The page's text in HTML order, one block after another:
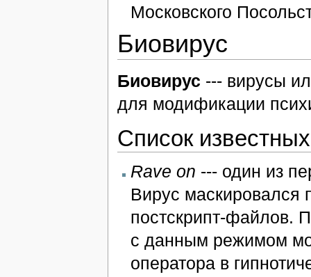
Московского
Биовирус
Биовирус --- вирусы
для модификации
Список
Rave on --- один из
Вирус маскировался
постскрипт-файлов.
с данным режимом
оператора в